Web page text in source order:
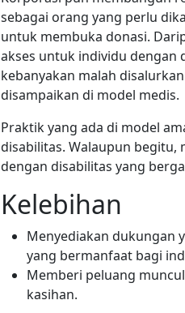
sebagai orang yang perlu
untuk membuka donasi.
akses untuk individu dengan
kebanyakan malah
disampaikan di model medis.
Praktik yang ada di model
disabilitas. Walaupun begitu,
dengan disabilitas yang
Kelebihan
Menyediakan dukungan
yang bermanfaat bagi
Memberi peluang
kasihan.